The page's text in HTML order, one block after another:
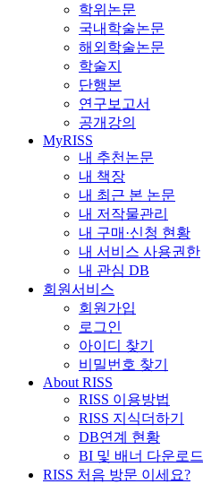
학위논문
국내학술논문
해외학술논문
학술지
단행본
연구보고서
공개강의
MyRISS
내 추천논문
내 책장
내 최근 본 논문
내 저작물관리
내 구매·신청 현황
내 서비스 사용권한
내 관심 DB
회원서비스
회원가입
로그인
아이디 찾기
비밀번호 찾기
About RISS
RISS 이용방법
RISS 지식더하기
DB연계 현황
BI 및 배너 다운로드
RISS 처음 방문 이세요?